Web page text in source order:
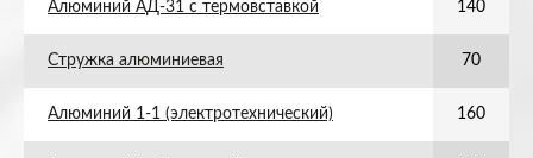
Алюминий АД-31 с термовставкой 140
Стружка алюминиевая 70
Алюминий 1-1 (электротехнический) 160